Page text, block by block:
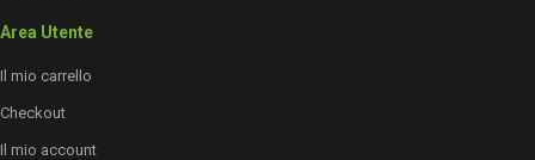
Area Utente
Il mio carrello
Checkout
Il mio account